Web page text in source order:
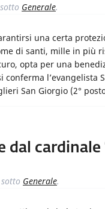
sotto Generale.
una certa
di santi, mille in più
opta per una
l’evangelista
San Giorgio (2°
cardinale
sotto Generale.